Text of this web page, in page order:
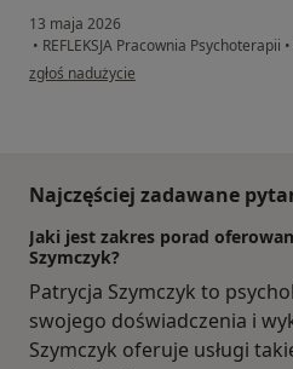
13 maja 2026
• REFLEKSJA Pracownia Psychoterapii •
w opinii użytkownika Basia
zgłoś nadużycie
Najczęściej zadawane
Jaki jest zakres porad
Szymczyk?
Patrycja Szymczyk to
swojego doświadczenia i
Szymczyk oferuje usługi